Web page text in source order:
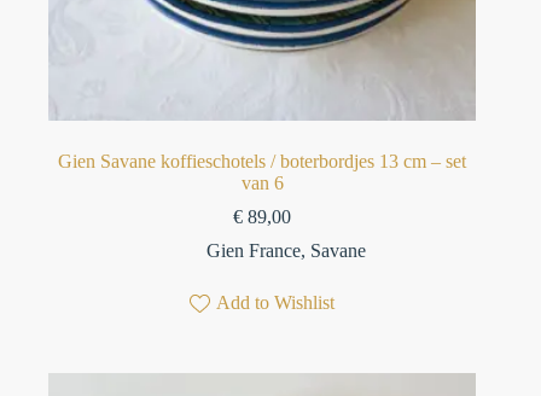
Gien Savane koffieschotels / boterbordjes 13 cm – set
van 6⁠
€ 89,00
Gien France, Savane
Add to Wishlist